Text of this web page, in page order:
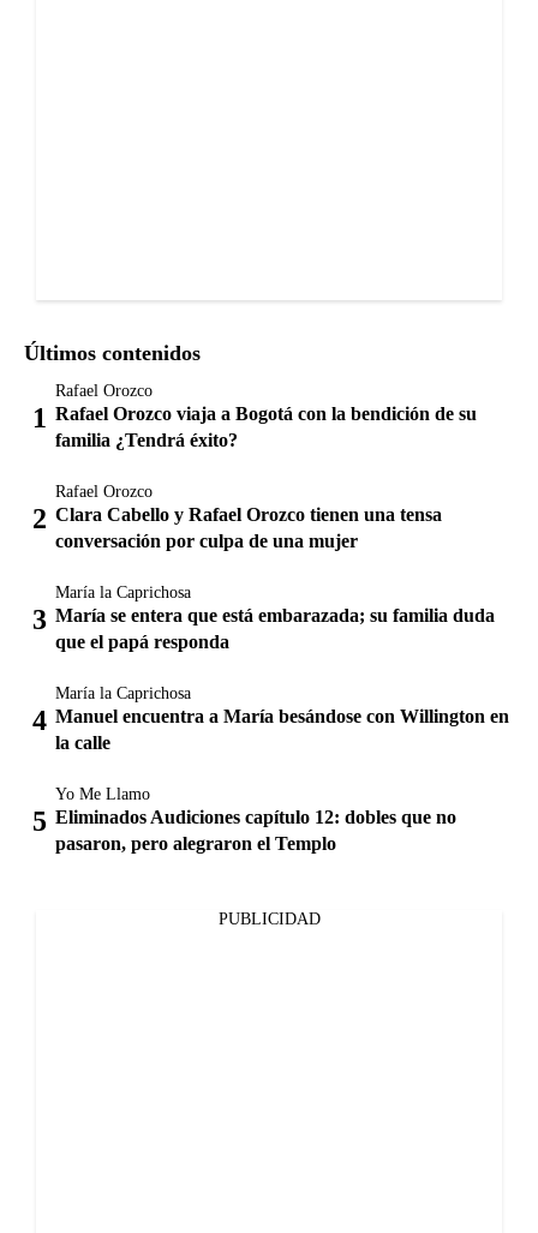
Últimos contenidos
Rafael Orozco
Rafael Orozco viaja a Bogotá con la bendición de su
familia ¿Tendrá éxito?
Rafael Orozco
Clara Cabello y Rafael Orozco tienen una tensa
conversación por culpa de una mujer
María la Caprichosa
María se entera que está embarazada; su familia duda
que el papá responda
María la Caprichosa
Manuel encuentra a María besándose con Willington en
la calle
Yo Me Llamo
Eliminados Audiciones capítulo 12: dobles que no
pasaron, pero alegraron el Templo
PUBLICIDAD